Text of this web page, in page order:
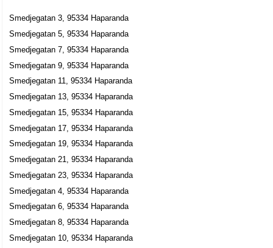
Smedjegatan 3, 95334 Haparanda
Smedjegatan 5, 95334 Haparanda
Smedjegatan 7, 95334 Haparanda
Smedjegatan 9, 95334 Haparanda
Smedjegatan 11, 95334 Haparanda
Smedjegatan 13, 95334 Haparanda
Smedjegatan 15, 95334 Haparanda
Smedjegatan 17, 95334 Haparanda
Smedjegatan 19, 95334 Haparanda
Smedjegatan 21, 95334 Haparanda
Smedjegatan 23, 95334 Haparanda
Smedjegatan 4, 95334 Haparanda
Smedjegatan 6, 95334 Haparanda
Smedjegatan 8, 95334 Haparanda
Smedjegatan 10, 95334 Haparanda